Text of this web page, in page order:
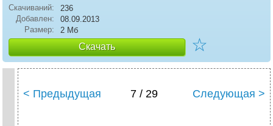
Скачиваний:
236
Добавлен:
08.09.2013
Размер:
2 Мб
Скачать ☆
< Предыдущая 7 / 29 Следующая >